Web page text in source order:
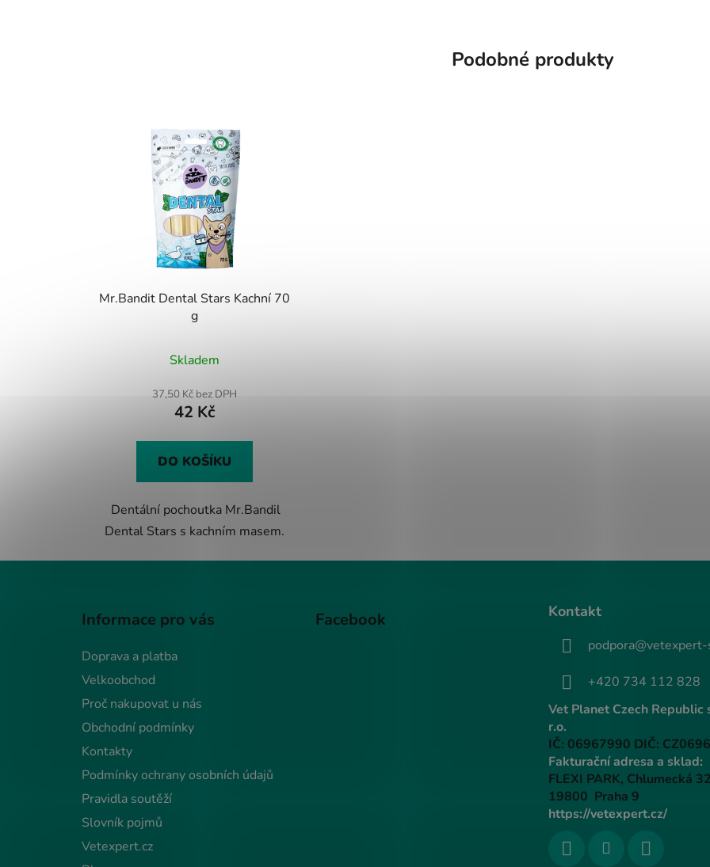
Podobné produkty
Mr.Bandit Dental Stars Kachní 70
g
Skladem
37,50 Kč bez DPH
42 Kč
DO KOŠÍKU
Dentální pochoutka Mr.Bandil
Dental Stars s kachním masem.
Informace pro vás
Doprava a platba
Velkoobchod
Proč nakupovat u nás
Obchodní podmínky
Kontakty
Podmínky ochrany osobních údajů
Pravidla soutěží
Slovník pojmů
Vetexpert.cz
Facebook Kontakt
podpora@vetexpert-
+420 734 112 828
Vet Planet Czech Republic
r.o.
IČ: 06967990 DIČ:
Fakturační adresa a sklad:
FLEXI PARK, Chlumecká
19800 Praha 9
https://vetexpert.cz/